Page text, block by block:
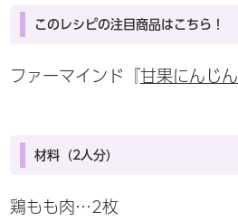
このレシピの注目商品はこちら！
ファーマインド『甘果にんじん
材料（2人分）
鶏もも肉…2枚